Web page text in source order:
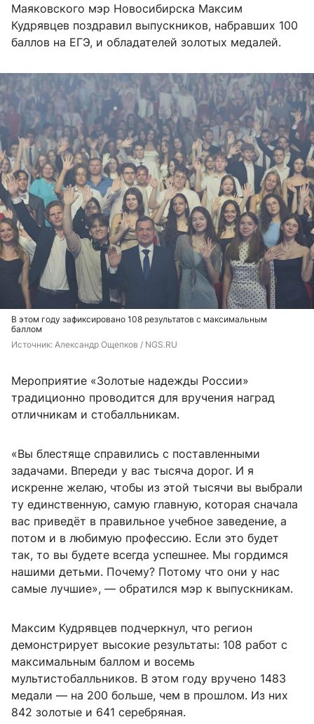
Маяковского мэр Новосибирска Максим
Кудрявцев поздравил выпускников, набравших 100
баллов на ЕГЭ, и обладателей золотых медалей.
В этом году зафиксировано 108 результатов с максимальным
баллом
Источник: Александр Ощепков / NGS.RU
Мероприятие «Золотые надежды России»
традиционно проводится для вручения наград
отличникам и стобалльникам.
«Вы блестяще справились с поставленными
задачами. Впереди у вас тысяча дорог. И я
искренне желаю, чтобы из этой тысячи вы выбрали
ту единственную, самую главную, которая сначала
вас приведёт в правильное учебное заведение, а
потом и в любимую профессию. Если это будет
так, то вы будете всегда успешнее. Мы гордимся
нашими детьми. Почему? Потому что они у нас
самые лучшие», — обратился мэр к выпускникам.
Максим Кудрявцев подчеркнул, что регион
демонстрирует высокие результаты: 108 работ с
максимальным баллом и восемь
мультистобалльников. В этом году вручено 1483
медали — на 200 больше, чем в прошлом. Из них
842 золотые и 641 серебряная.